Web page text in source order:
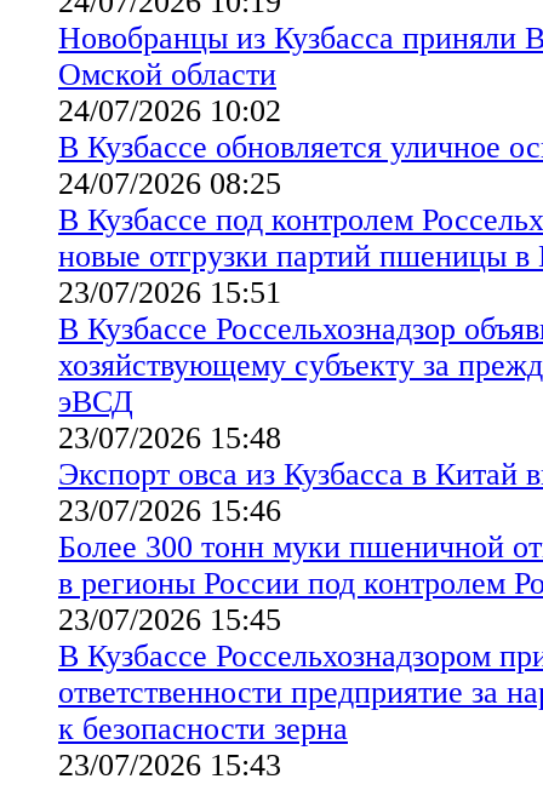
Новобранцы из Кузбасса приняли
Омской области
24/07/2026 10:02
В Кузбассе обновляется уличное
24/07/2026 08:25
В Кузбассе под контролем
новые отгрузки партий пшеницы в
23/07/2026 15:51
В Кузбассе Россельхознадзор
хозяйствующему субъекту за
эВСД
23/07/2026 15:48
Экспорт овса из Кузбасса в Китай
23/07/2026 15:46
Более 300 тонн муки пшеничной
в регионы России под контролем
23/07/2026 15:45
В Кузбассе Россельхознадзором
ответственности предприятие за
к безопасности зерна
23/07/2026 15:43